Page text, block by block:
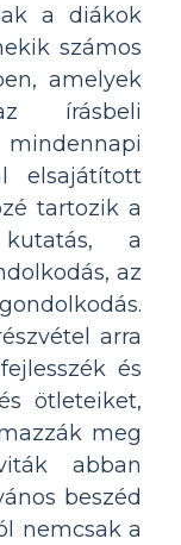
a diákok
számos
amelyek
írásbeli
elsajátított
tartozik a
a
az
arra
és
ötleteiket,
meg
abban
beszéd
nemcsak a